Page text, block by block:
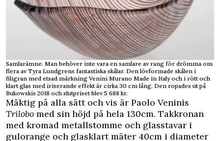
Samlarämne. Man behöver inte vara en samlare av rang för drömma om
flera av Tyra Lundgrens fantastiska skålar. Den lövformade skålen i
filigran med etsad märkning Venini Murano Made in Italy och i rött och
klart glas med iriserande effekt är cirka 30 cm lång. Den ropades ut på
Bukowskis 2018 och slutpriset blev 5 688 kr.
Mäktig på alla sätt och vis är Paolo Veninis
Trilobo med sin höjd på hela 130cm. Takkronan
med kromad metallstomme och glasstavar i
gulorange och glasklart mäter 40cm i diameter